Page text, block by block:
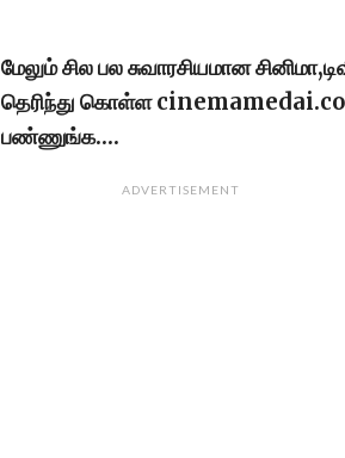
மேலும் சில பல சுவாரசியமான
தெரிந்து கொள்ள
பண்ணுங்க….
ADVERTISEMENT